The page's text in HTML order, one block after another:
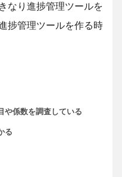
なり進捗管理ツールを
捗管理ツールを作る時
や係数を調査している
る